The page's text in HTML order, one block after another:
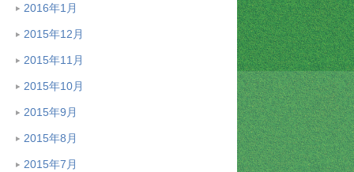
2016年1月
2015年12月
2015年11月
2015年10月
2015年9月
2015年8月
2015年7月